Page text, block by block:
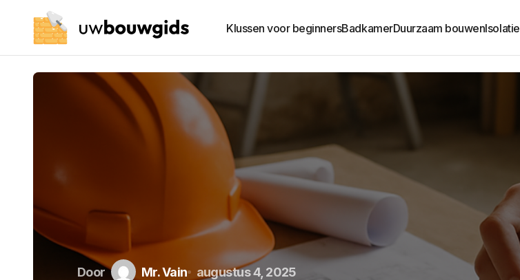
Klussen voor beginnersBadkamerDuurzaam bouwenIsolatie
Door Mr. Vain augustus 4, 2025